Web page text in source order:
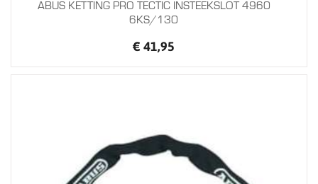
ABUS KETTING PRO TECTIC INSTEEKSLOT 4960
6KS/130
€ 41,95